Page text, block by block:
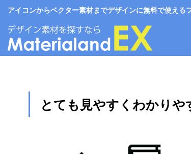
アイコンからベクター素材までデザインに無料で使え
とても見やすくわかり